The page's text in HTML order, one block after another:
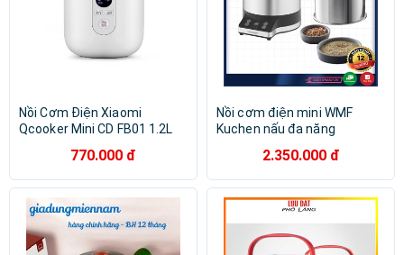
Nồi Cơm Điện Xiaomi
Qcooker Mini CD FB01 1.2L
770.000 đ
Nồi cơm điện mini WMF
Kuchen nấu đa năng
2.350.000 đ